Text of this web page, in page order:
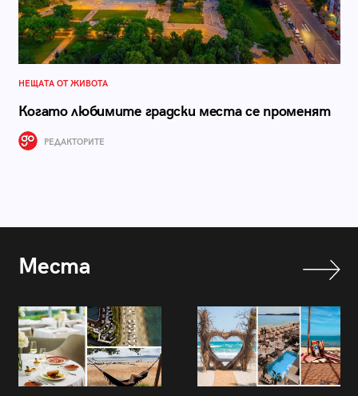
НЕЩАТА ОТ ЖИВОТА
Когато любимите градски места се променят
РЕДАКТОРИТЕ
Места